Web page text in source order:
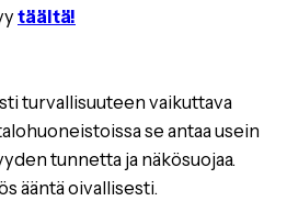
täältä!
turvallisuuteen vaikuttava
se antaa usein
tunnetta ja näkösuojaa.
ääntä oivallisesti.